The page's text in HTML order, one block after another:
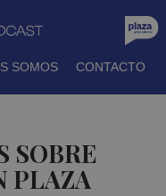
SOMOS CONTACTO
SOBRE
PLAZA